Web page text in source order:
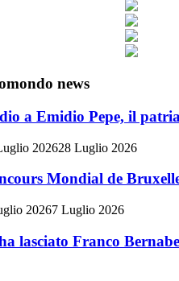
news
a Emidio Pepe, il
202628 Luglio 2026
Mondial de
20267 Luglio 2026
lasciato Franco